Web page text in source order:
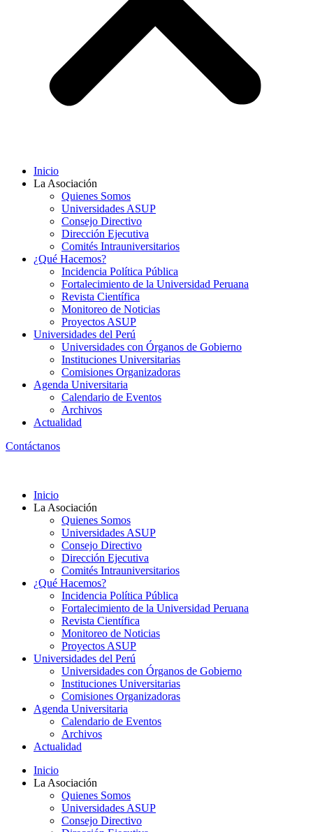
Inicio
La Asociación
Quienes Somos
Universidades ASUP
Consejo Directivo
Dirección Ejecutiva
Comités Intrauniversitarios
¿Qué Hacemos?
Incidencia Política Pública
Fortalecimiento de la Universidad Peruana
Revista Científica
Monitoreo de Noticias
Proyectos ASUP
Universidades del Perú
Universidades con Órganos de Gobierno
Instituciones Universitarias
Comisiones Organizadoras
Agenda Universitaria
Calendario de Eventos
Archivos
Actualidad
Contáctanos
Inicio
La Asociación
Quienes Somos
Universidades ASUP
Consejo Directivo
Dirección Ejecutiva
Comités Intrauniversitarios
¿Qué Hacemos?
Incidencia Política Pública
Fortalecimiento de la Universidad Peruana
Revista Científica
Monitoreo de Noticias
Proyectos ASUP
Universidades del Perú
Universidades con Órganos de Gobierno
Instituciones Universitarias
Comisiones Organizadoras
Agenda Universitaria
Calendario de Eventos
Archivos
Actualidad
Inicio
La Asociación
Quienes Somos
Universidades ASUP
Consejo Directivo